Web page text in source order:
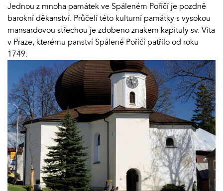
Jednou z mnoha památek ve Spáleném Poříčí je pozdně
barokní děkanství. Průčelí této kulturní památky s vysokou
mansardovou střechou je zdobeno znakem kapituly sv. Víta
v Praze, kterému panství Spálené Poříčí patřilo od roku
1749.